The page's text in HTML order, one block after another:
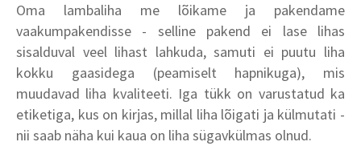
Oma lambaliha me lõikame ja pakendame
vaakumpakendisse - selline pakend ei lase lihas
sisalduval veel lihast lahkuda, samuti ei puutu liha
kokku gaasidega (peamiselt hapnikuga), mis
muudavad liha kvaliteeti. Iga tükk on varustatud ka
etiketiga, kus on kirjas, millal liha lõigati ja külmutati -
nii saab näha kui kaua on liha sügavkülmas olnud.